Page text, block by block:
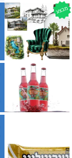
מבצע